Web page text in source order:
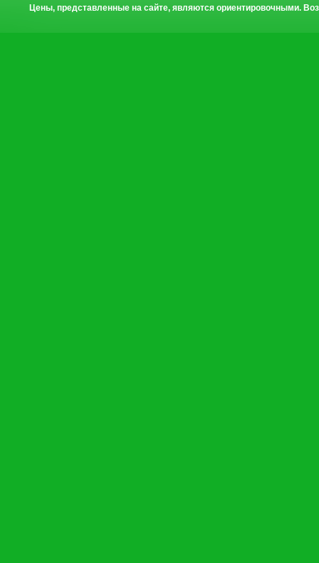
Цены, представленные на сайте, являются ориентировочными.